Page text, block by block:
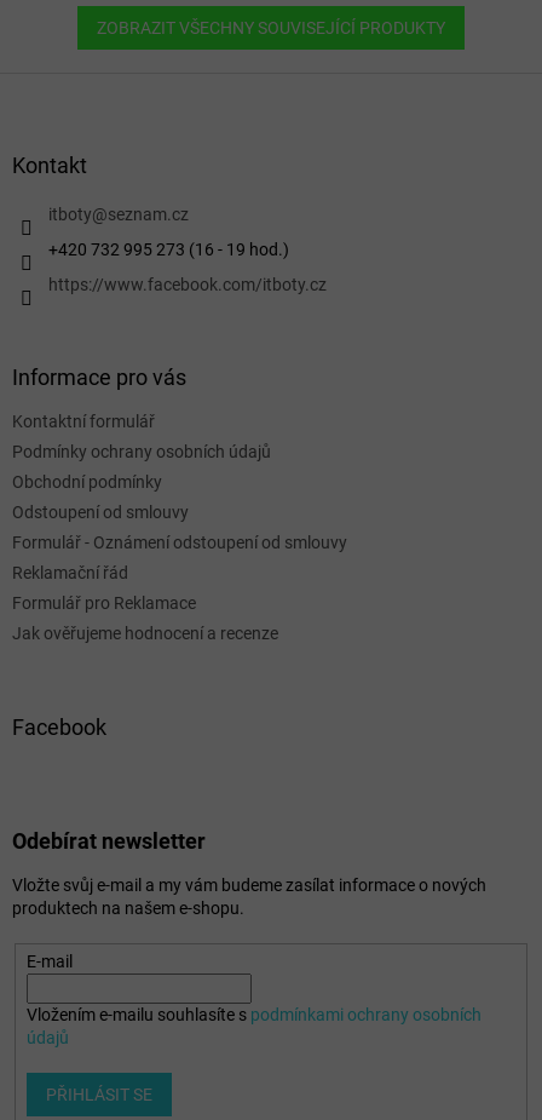
ZOBRAZIT VŠECHNY SOUVISEJÍCÍ PRODUKTY
Kontakt
itboty@seznam.cz
+420 732 995 273 (16 - 19 hod.)
https://www.facebook.com/itboty.cz
Informace pro vás
Kontaktní formulář
Podmínky ochrany osobních údajů
Obchodní podmínky
Odstoupení od smlouvy
Formulář - Oznámení odstoupení od smlouvy
Reklamační řád
Formulář pro Reklamace
Jak ověřujeme hodnocení a recenze
Facebook
Odebírat newsletter
Vložte svůj e-mail a my vám budeme zasílat informace o nových
produktech na našem e-shopu.
E-mail
Vložením e-mailu souhlasíte s podmínkami ochrany osobních
údajů
PŘIHLÁSIT SE